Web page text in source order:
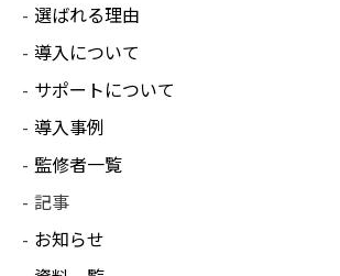
選ばれる理由
導入について
サポートについて
導入事例
監修者一覧
記事
お知らせ